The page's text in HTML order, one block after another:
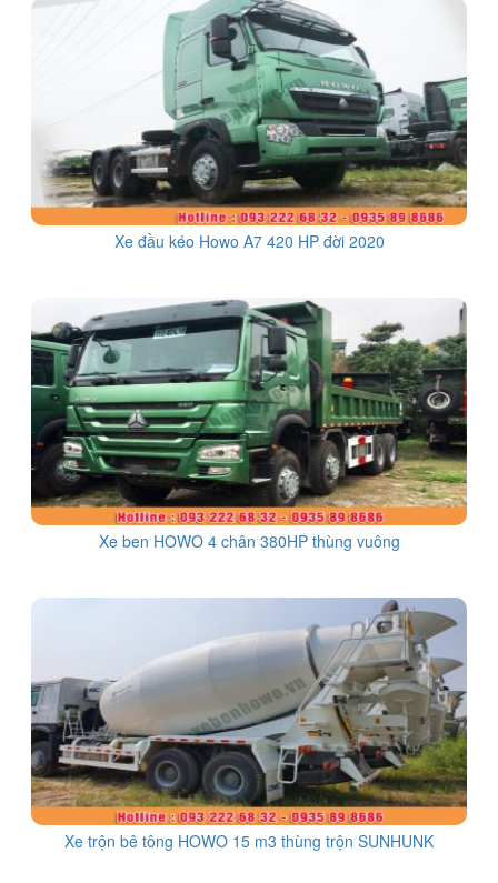
Xe đầu kéo Howo A7 420 HP đời 2020
Xe ben HOWO 4 chân 380HP thùng vuông
Xe trộn bê tông HOWO 15 m3 thùng trộn SUNHUNK